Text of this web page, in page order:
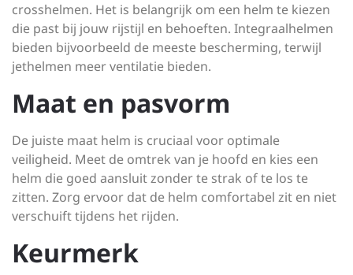
crosshelmen. Het is belangrijk om een helm te kiezen
die past bij jouw rijstijl en behoeften. Integraalhelmen
bieden bijvoorbeeld de meeste bescherming, terwijl
jethelmen meer ventilatie bieden.
Maat en pasvorm
De juiste maat helm is cruciaal voor optimale
veiligheid. Meet de omtrek van je hoofd en kies een
helm die goed aansluit zonder te strak of te los te
zitten. Zorg ervoor dat de helm comfortabel zit en niet
verschuift tijdens het rijden.
Keurmerk